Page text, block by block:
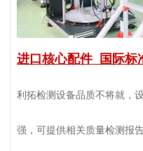
进口核心配件 国际标
利拓检测设备品质不将就，
强，可提供相关质量检测报